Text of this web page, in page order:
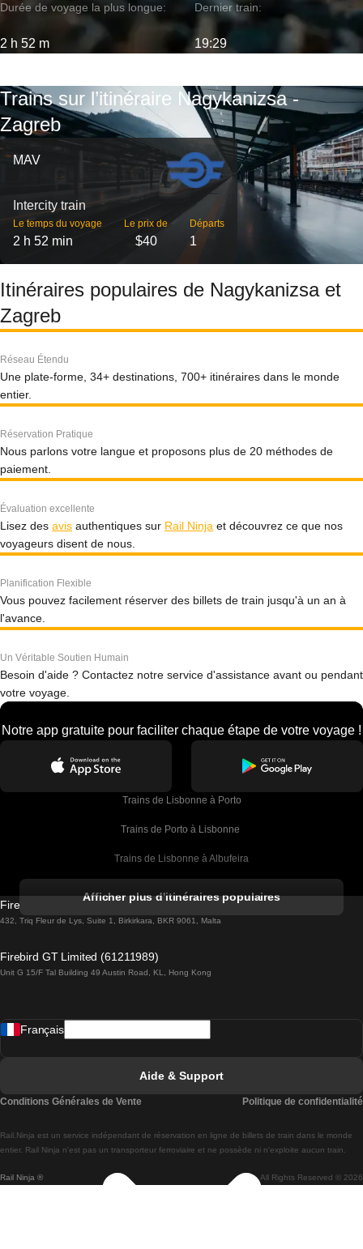
Durée de voyage la plus longue:
2 h 52 m
Dernier train:
19:29
Trains sur l’itinéraire Nagykanizsa -
Zagreb
MAV
Intercity train
Le temps du voyage
2 h 52 min
Le prix de
$40
Départs
1
Itinéraires populaires de Nagykanizsa et
Zagreb
Réseau Étendu
Une plate-forme, 34+ destinations, 700+ itinéraires dans le monde
entier.
Réservation Pratique
Nous parlons votre langue et proposons plus de 20 méthodes de
paiement.
Évaluation excellente
Lisez des avis authentiques sur Rail Ninja et découvrez ce que nos
voyageurs disent de nous.
Planification Flexible
Vous pouvez facilement réserver des billets de train jusqu'à un an à
l'avance.
Un Véritable Soutien Humain
Besoin d'aide ? Contactez notre service d'assistance avant ou pendant
votre voyage.
Notre app gratuite pour faciliter chaque étape de votre voyage !
Trains de Lisbonne à Porto
Trains de Porto à Lisbonne
Trains de Lisbonne à Albufeira
Trains de Lisbonne à Lagos
Trains de Lisbonne à Madrid
Trains de Lisbonne à Braga
Trains de Braga à Lisbonne
Afficher plus d'itinéraires populaires
Firebird GT Limited (OC 1451)
432, Triq Fleur de Lys, Suite 1, Birkirkara, BKR 9061, Malta
Firebird GT Limited (61211989)
Unit G 15/F Tal Building 49 Austin Road, KL, Hong Kong
Rail Ninja ® All Rights Reserved © 2026
Rail.Ninja est un service indépendant de réservation en ligne de billets de train dans le monde
entier. Rail Ninja n'est pas un transporteur ferroviaire et ne possède ni n'exploite aucun train.
Français
Aide & Support
Conditions Générales de Vente Politique de confidentialité